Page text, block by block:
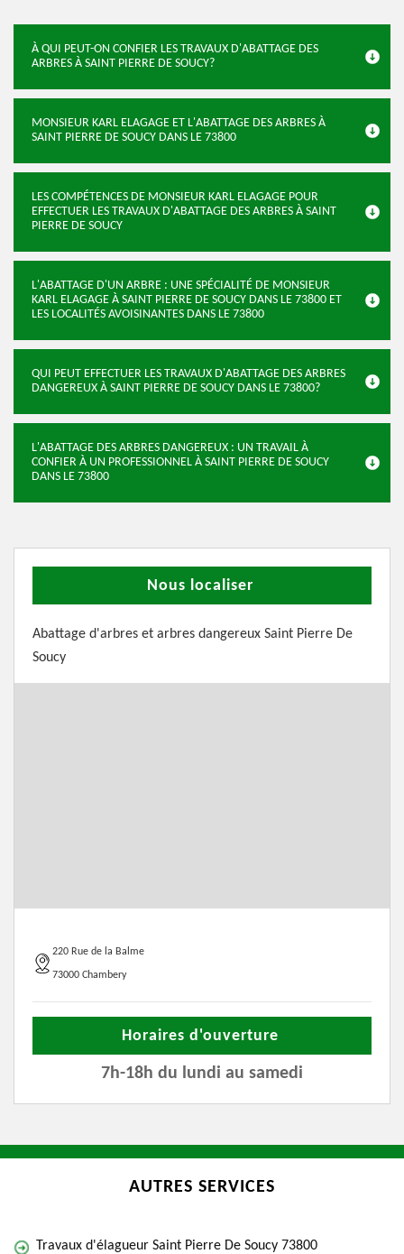
À QUI PEUT-ON CONFIER LES TRAVAUX D'ABATTAGE DES
ARBRES À SAINT PIERRE DE SOUCY?
MONSIEUR KARL ELAGAGE ET L'ABATTAGE DES ARBRES À
SAINT PIERRE DE SOUCY DANS LE 73800
LES COMPÉTENCES DE MONSIEUR KARL ELAGAGE POUR
EFFECTUER LES TRAVAUX D'ABATTAGE DES ARBRES À SAINT
PIERRE DE SOUCY
L'ABATTAGE D'UN ARBRE : UNE SPÉCIALITÉ DE MONSIEUR
KARL ELAGAGE À SAINT PIERRE DE SOUCY DANS LE 73800 ET
LES LOCALITÉS AVOISINANTES DANS LE 73800
QUI PEUT EFFECTUER LES TRAVAUX D'ABATTAGE DES ARBRES
DANGEREUX À SAINT PIERRE DE SOUCY DANS LE 73800?
L'ABATTAGE DES ARBRES DANGEREUX : UN TRAVAIL À
CONFIER À UN PROFESSIONNEL À SAINT PIERRE DE SOUCY
DANS LE 73800
Nous localiser
Abattage d'arbres et arbres dangereux Saint Pierre De
Soucy
220 Rue de la Balme
73000 Chambery
Horaires d'ouverture
7h-18h du lundi au samedi
AUTRES SERVICES
Travaux d'élagueur Saint Pierre De Soucy 73800